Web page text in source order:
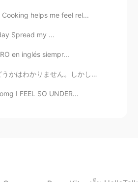
2020.09.27 09:34
helps me feel rel...
Spread my ...
en inglés siempr...
いです。現代の世界はちょっと暗いけれども、将来は...
I FEEL SO UNDER...